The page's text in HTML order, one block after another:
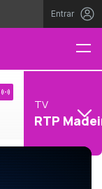
Entrar
TV
RTP